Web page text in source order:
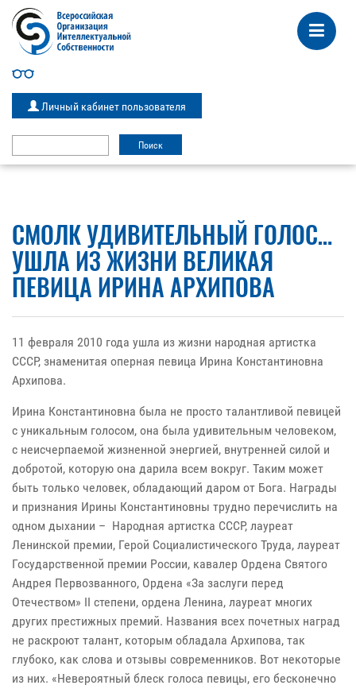
Личный кабинет пользователя
СМОЛК УДИВИТЕЛЬНЫЙ ГОЛОС…
УШЛА ИЗ ЖИЗНИ ВЕЛИКАЯ
ПЕВИЦА ИРИНА АРХИПОВА
11 февраля 2010 года ушла из жизни народная артистка
СССР, знаменитая оперная певица Ирина Константиновна
Архипова.
Ирина Константиновна была не просто талантливой певицей
с уникальным голосом, она была удивительным человеком,
с неисчерпаемой жизненной энергией, внутренней силой и
добротой, которую она дарила всем вокруг. Таким может
быть только человек, обладающий даром от Бога. Награды
и признания Ирины Константиновны трудно перечислить на
одном дыхании – Народная артистка СССР, лауреат
Ленинской премии, Герой Социалистического Труда, лауреат
Государственной премии России, кавалер Ордена Святого
Андрея Первозванного, Ордена «За заслуги перед
Отечеством» II степени, ордена Ленина, лауреат многих
других престижных премий. Названия всех почетных наград
не раскроют талант, которым обладала Архипова, так
глубоко, как слова и отзывы современников. Вот некоторые
из них. «Невероятный блеск голоса певицы, его бесконечно